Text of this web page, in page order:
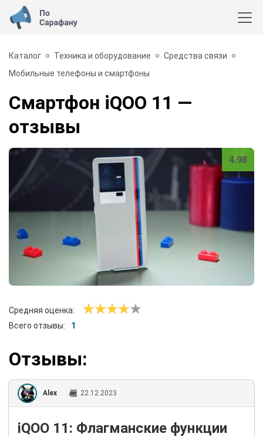
Каталог Техника и оборудование
Средства связи
Мобильные телефоны и смартфоны
Смартфон iQOO 11 —
отзывы
4.98
Средняя оценка:
Всего отзывы:
1
Отзывы:
Alex 22.12.2023
iQOO 11: Флагманские функции